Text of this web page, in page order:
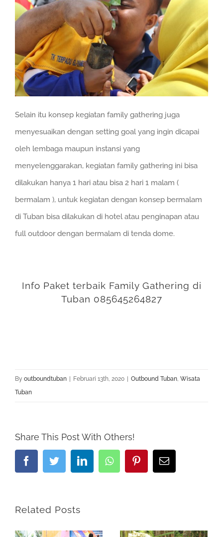
Selain itu konsep kegiatan family gathering juga
menyesuaikan dengan setting goal yang ingin dicapai
oleh lembaga maupun instansi yang
menyelenggarakan, kegiatan family gathering ini bisa
dilakukan hanya 1 hari atau bisa 2 hari 1 malam (
bermalam ), untuk kegiatan dengan konsep bermalam
di Tuban bisa dilakukan di hotel atau penginapan atau
full outdoor dengan bermalam di tenda dome.
Info Paket terbaik Family Gathering di
Tuban 085645264827
By outboundtuban | Februari 13th, 2020 | Outbound Tuban Wisata
Tuban
Share This Post With Others!
FacebookTwitterLinkedInWhatsappPinterestEmail
Related Posts